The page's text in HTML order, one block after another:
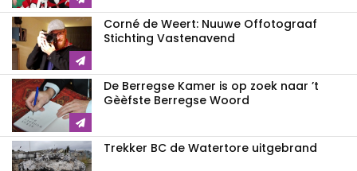
Corné de Weert: Nuuwe Offotograaf
Stichting Vastenavend
De Berregse Kamer is op zoek naar ’t
Gèèfste Berregse Woord
Trekker BC de Watertore uitgebrand